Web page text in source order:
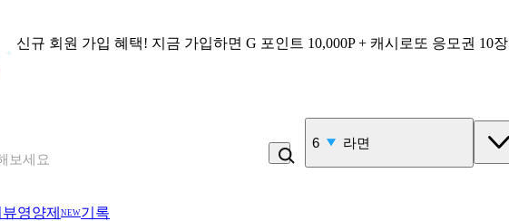
신규 회원 가입 혜택! 지금 가입하면 G 포인트 10,000P + 캐시로또 응모권 10장
보세요
7 콩국수
영양제 NEW기록